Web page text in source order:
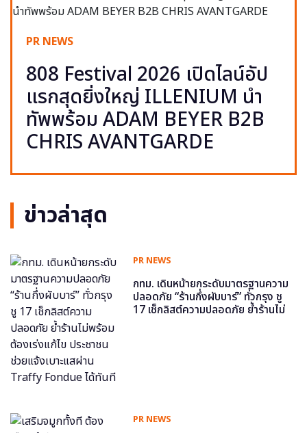
PR NEWS
808 Festival 2026 เปิดไลน์อัป
แรกสุดยิ่งใหญ่ ILLENIUM นำ
ทัพพร้อม ADAM BEYER B2B
CHRIS AVANTGARDE
ข่าวล่าสุด
PR NEWS
กทม. เดินหน้ายกระดับมาตรฐานความ
ปลอดภัย “ร้านกึ่งผับบาร์” ทั่วกรุง ชู
17 เช็กลิสต์ความปลอดภัย ย้ำร้านไม่
PR NEWS